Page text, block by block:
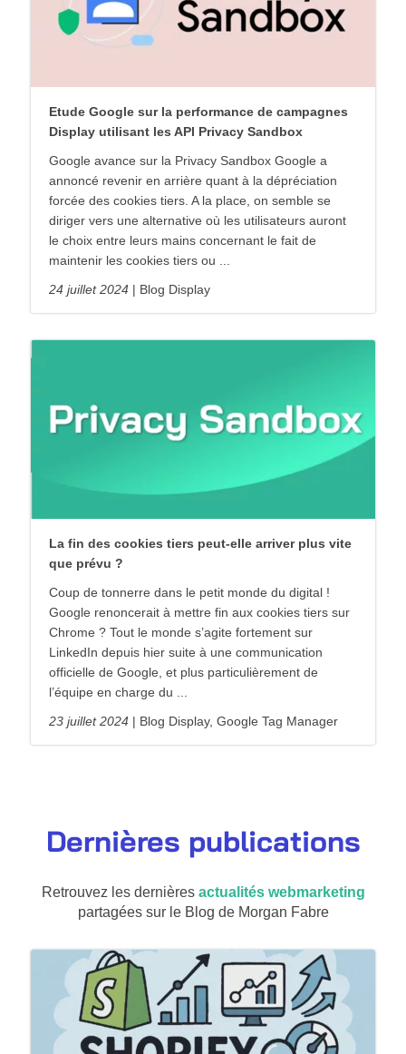
Etude Google sur la performance de campagnes
Display utilisant les API Privacy Sandbox
Google avance sur la Privacy Sandbox Google a
annoncé revenir en arrière quant à la dépréciation
forcée des cookies tiers. A la place, on semble se
diriger vers une alternative où les utilisateurs auront
le choix entre leurs mains concernant le fait de
maintenir les cookies tiers ou ...
24 juillet 2024
Blog Display
La fin des cookies tiers peut-elle arriver plus vite
que prévu ?
Coup de tonnerre dans le petit monde du digital !
Google renoncerait à mettre fin aux cookies tiers sur
Chrome ? Tout le monde s’agite fortement sur
LinkedIn depuis hier suite à une communication
officielle de Google, et plus particulièrement de
l’équipe en charge du ...
23 juillet 2024
Blog Display, Google Tag Manager
Dernières publications
Retrouvez les dernières actualités webmarketing
partagées sur le Blog de Morgan Fabre